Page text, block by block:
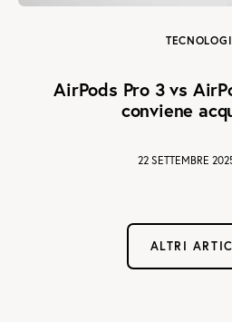
AirPods Pro 3 vs
conviene
22 SETTEMBRE
ALTRI